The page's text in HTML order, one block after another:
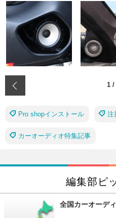
1 /
Pro shopインストール 注
カーオーディオ特集記事
編集部ピ
全国カーオーデ